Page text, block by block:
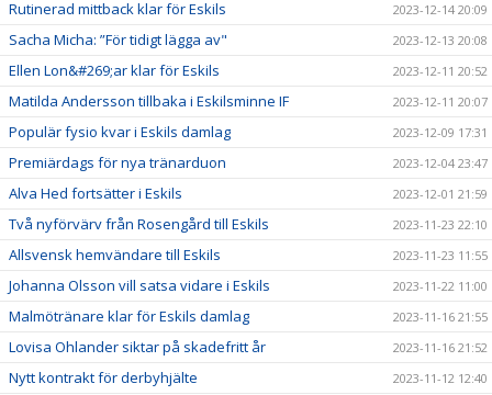
Rutinerad mittback klar för Eskils 2023-12-14 20:09
Sacha Micha: ”För tidigt lägga av" 2023-12-13 20:08
Ellen Lon&#269;ar klar för Eskils 2023-12-11 20:52
Matilda Andersson tillbaka i Eskilsminne IF 2023-12-11 20:07
Populär fysio kvar i Eskils damlag 2023-12-09 17:31
Premiärdags för nya tränarduon 2023-12-04 23:47
Alva Hed fortsätter i Eskils 2023-12-01 21:59
Två nyförvärv från Rosengård till Eskils 2023-11-23 22:10
Allsvensk hemvändare till Eskils 2023-11-23 11:55
Johanna Olsson vill satsa vidare i Eskils 2023-11-22 11:00
Malmötränare klar för Eskils damlag 2023-11-16 21:55
Lovisa Ohlander siktar på skadefritt år 2023-11-16 21:52
Nytt kontrakt för derbyhjälte 2023-11-12 12:40